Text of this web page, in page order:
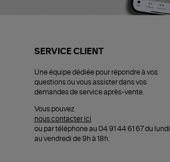
SERVICE CLIENT
Une équipe dédiée pour répondre à vos
questions ou vous assister dans vos
demandes de service après-vente.
Vous pouvez
nous contacter ici
ou par téléphone au 04 91 44 61 67 du lundi
au vendredi de 9h à 18h.